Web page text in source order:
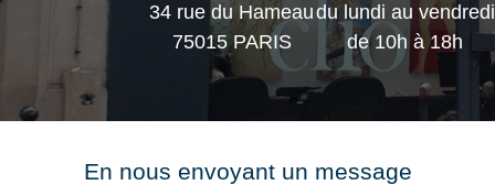
34 rue du Hameau
75015 PARIS
du lundi au vendredi
de 10h à 18h
En nous envoyant un message